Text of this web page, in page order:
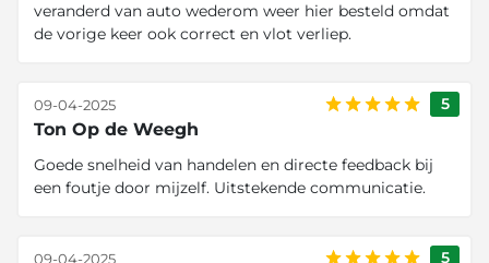
veranderd van auto wederom weer hier besteld omdat
de vorige keer ook correct en vlot verliep.
5
Ton Op de Weegh
09-04-2025
Goede snelheid van handelen en directe feedback bij
een foutje door mijzelf. Uitstekende communicatie.
5
09-04-2025